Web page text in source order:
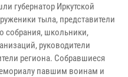
губернатор Иркутской
тыла, представители
собрания, школьники,
руководители
региона. Собравшиеся
павшим воинам и